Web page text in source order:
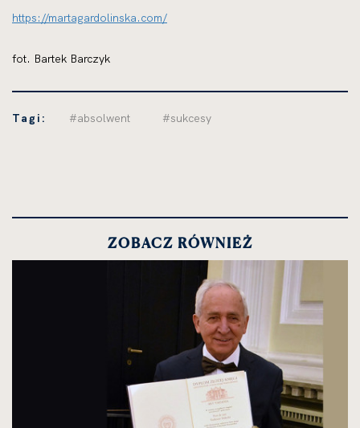
https://martagardolinska.com/
fot. Bartek Barczyk
Tagi: #absolwent #sukcesy
ZOBACZ RÓWNIEŻ